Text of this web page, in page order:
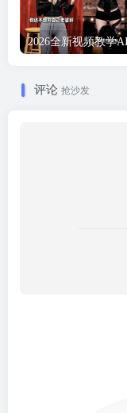
评论 抢沙发